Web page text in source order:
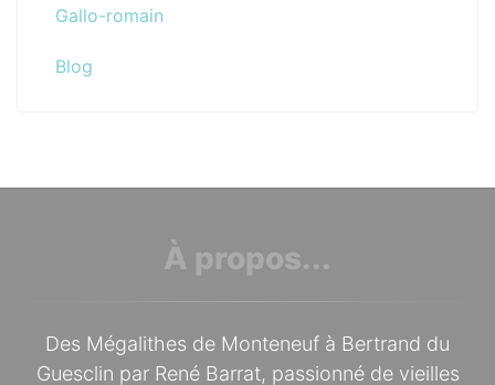
Gallo-romain
Blog
À propos...
Des Mégalithes de Monteneuf à Bertrand du
Guesclin par René Barrat, passionné de vieilles